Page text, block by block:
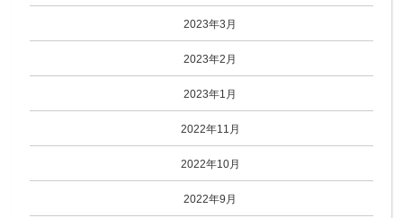
2023年3月
2023年2月
2023年1月
2022年11月
2022年10月
2022年9月